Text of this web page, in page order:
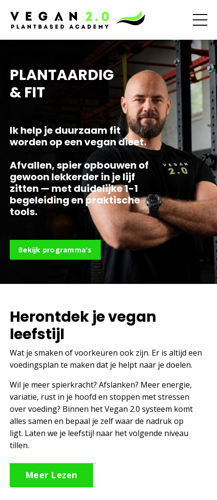
PLANTAARDIG
& FIT
Ik help je duurzaam fit
worden op een vegan dieet.
Afvallen, spier opbouwen of
gewoon lekkerder in je lijf
zitten — met duidelijke 1-1
begeleiding en praktische
tools.
Bekijk programma's
Herontdek je vegan
leefstijl
Wat je smaken of voorkeuren ook zijn. Er is altijd een
voedingsplan te maken dat je helpt naar je doelen.
Wil je meer spierkracht? Afslanken? Meer energie,
variatie, rust in je hoofd en stoppen met stressen
over voeding? Binnen het Vegan 2.0 systeem komt
alles samen en bepaal je zelf waar de nadruk op
ligt. Laten we je leefstijl naar het volgende niveau
tillen.
Meer Lezen